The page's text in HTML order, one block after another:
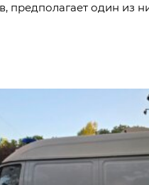
предполагает один из